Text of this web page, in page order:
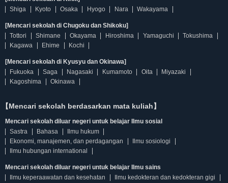
Shiga
Kyoto Osaka Hyogo Nara Wakayama
[Mencari sekolah di Chugoku dan Shikoku]
Tottori
Shimane Okayama Hiroshima Yamaguchi
Tokushima
Kagawa
Ehime Kochi
[Mencari sekolah di Kyusyu dan Okinawa]
Fukuoka
Saga Nagasaki Kumamoto Oita
Miyazaki
Kagoshima
Okinawa
【Mencari sekolah berdasarkan mata kuliah】
Mencari sekolah diluar negeri untuk belajar Ilmu sosial
Sastra
Bahasa
Ilmu hukum
Ekonomi, manajemen, dan perdagangan
Ilmu sosiologi
Ilmu hubungan international
Mencari sekolah diluar negeri untuk belajar Ilmu sains
Ilmu keperaawatan dan kesehatan
Ilmu kedokteran dan kedokteran gigi